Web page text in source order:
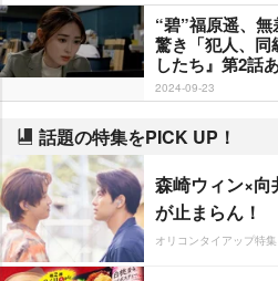
“碧”福原遥、
驚き「犯人、
したち』第2話
2024-09-23
話題の特集をPICK UP！
森崎ウィン×向
が止まらん！
オリコンタイアップ特集